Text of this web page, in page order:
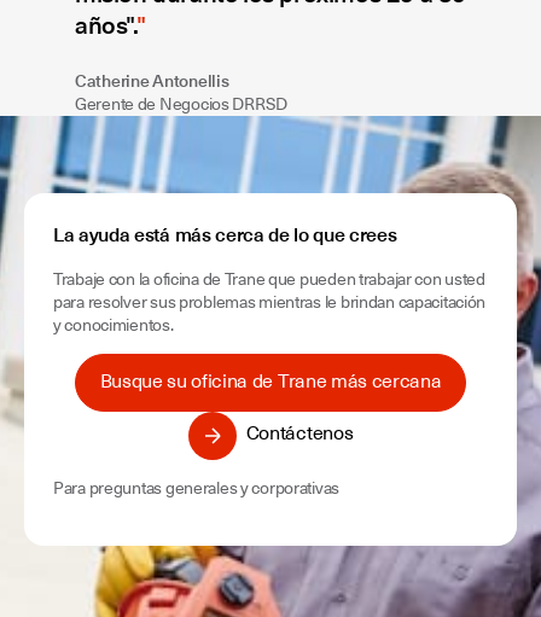
años".
Catherine Antonellis
Gerente de Negocios DRRSD
La ayuda está más cerca de lo que crees
Trabaje con la oficina de Trane que pueden trabajar con usted
para resolver sus problemas mientras le brindan capacitación
y conocimientos.
Busque su oficina de Trane más cercana
Contáctenos
Para preguntas generales y corporativas